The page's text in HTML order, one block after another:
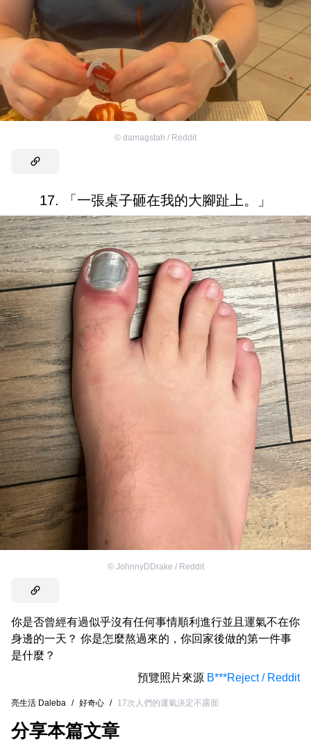
© damagstah / Reddit
17. 「一張桌子砸在我的大腳趾上。」
© JohnnyDDrake / Reddit
你是否曾經有過似乎沒有任何事情順利進行並且運氣不在你
身邊的一天？ 你是怎麼熬過來的，你回家後做的第一件事
是什麼？
預覽照片來源 B***Reject / Reddit
亮生活 Daleba / 好奇心 / 17次人們的運氣決定不露面
分享本篇文章